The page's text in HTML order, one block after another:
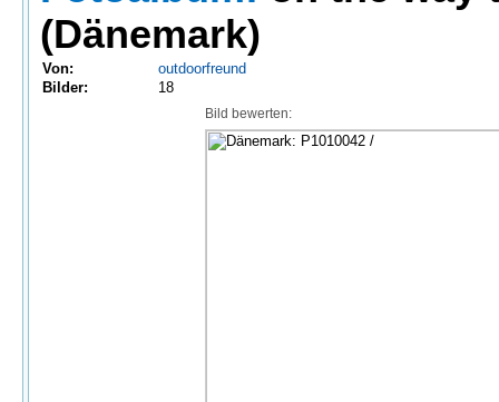
(Dänemark)
Von:
outdoorfreund
Bilder:
18
Bild bewerten: